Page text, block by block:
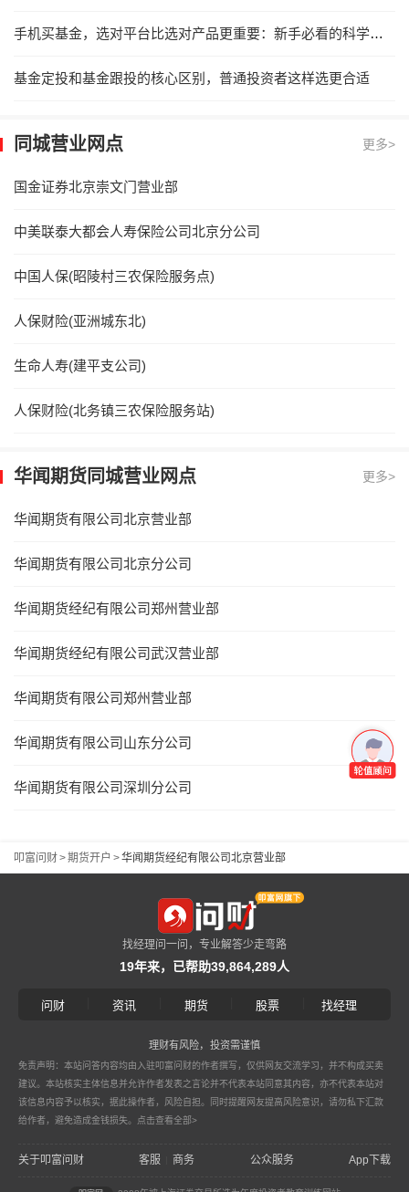
手机买基金，选对平台比选对产品更重要：新手必看的科学指南
基金定投和基金跟投的核心区别，普通投资者这样选更合适
同城营业网点 更多>
国金证券北京崇文门营业部
中美联泰大都会人寿保险公司北京分公司
中国人保(昭陵村三农保险服务点)
人保财险(亚洲城东北)
生命人寿(建平支公司)
人保财险(北务镇三农保险服务站)
华闻期货同城营业网点 更多>
华闻期货有限公司北京营业部
华闻期货有限公司北京分公司
华闻期货经纪有限公司郑州营业部
华闻期货经纪有限公司武汉营业部
华闻期货有限公司郑州营业部
华闻期货有限公司山东分公司
华闻期货有限公司深圳分公司
叩富问财>期货开户 >华闻期货经纪有限公司北京营业部
找经理问一问，专业解答少走弯路
19年来，已帮助39,864,289人
问财 资讯 期货 股票 找经理
理财有风险，投资需谨慎
免责声明：本站问答内容均由入驻叩富问财的作者撰写，仅供网友交流学习，并不构成买卖
建议。本站核实主体信息并允许作者发表之言论并不代表本站同意其内容，亦不代表本站对
该信息内容予以核实，据此操作者，风险自担。同时提醒网友提高风险意识，请勿私下汇款
给作者，避免造成金钱损失。 点击查看全部>
关于叩富问财 客服 商务 公众服务 App下载